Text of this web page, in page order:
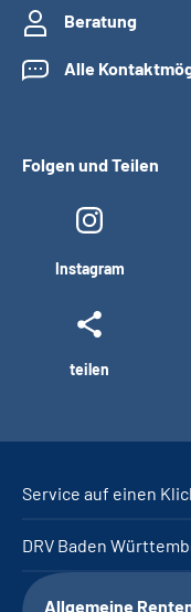
Beratung
Alle
Folgen und Teilen
Instagram
teilen
Service auf einen
DRV Baden
Allgemeine